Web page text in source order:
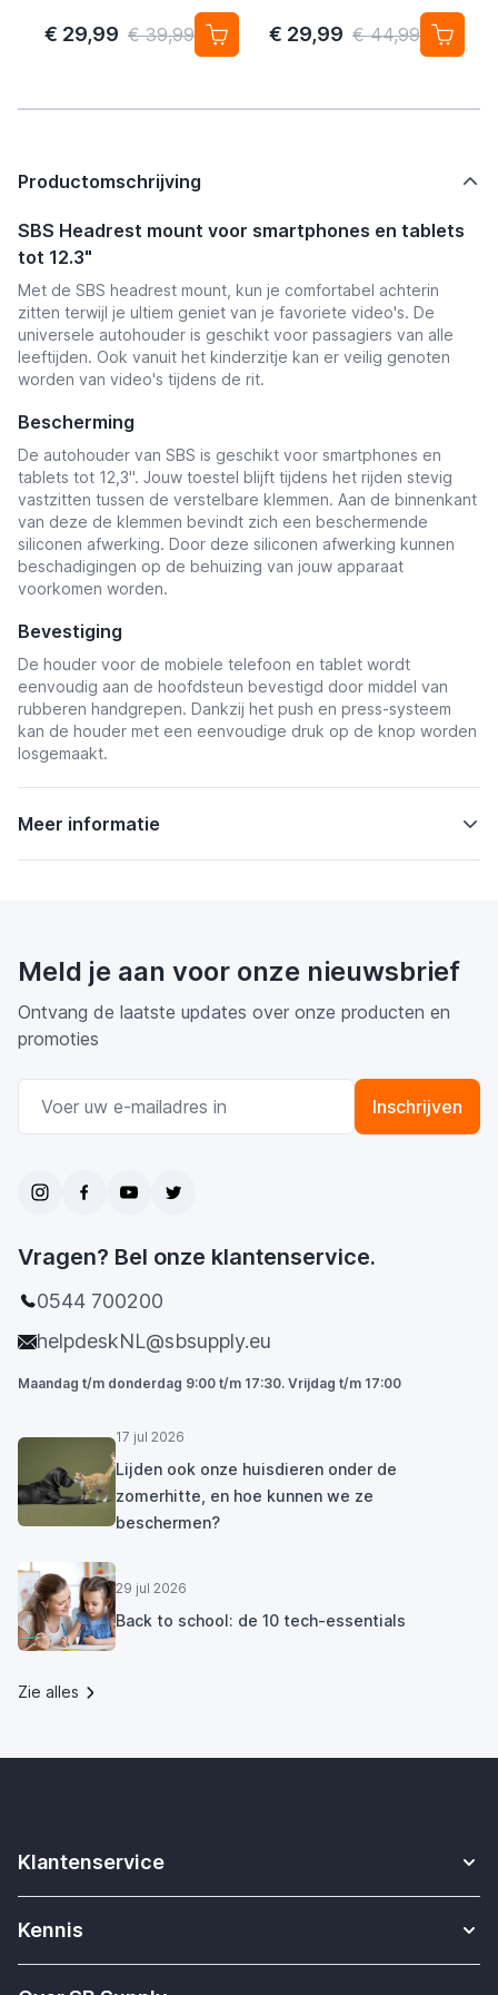
Android/Google Find My
Device – 4-pack
€ 29,99 € 39,99
Pack - AirTag Alternatief
€ 29,99 € 44,99
Productomschrijving
SBS Headrest mount voor smartphones en tablets
tot 12.3"
Met de SBS headrest mount, kun je comfortabel achterin
zitten terwijl je ultiem geniet van je favoriete video's. De
universele autohouder is geschikt voor passagiers van alle
leeftijden. Ook vanuit het kinderzitje kan er veilig genoten
worden van video's tijdens de rit.
Bescherming
De autohouder van SBS is geschikt voor smartphones en
tablets tot 12,3". Jouw toestel blijft tijdens het rijden stevig
vastzitten tussen de verstelbare klemmen. Aan de binnenkant
van deze de klemmen bevindt zich een beschermende
siliconen afwerking. Door deze siliconen afwerking kunnen
beschadigingen op de behuizing van jouw apparaat
voorkomen worden.
Bevestiging
De houder voor de mobiele telefoon en tablet wordt
eenvoudig aan de hoofdsteun bevestigd door middel van
rubberen handgrepen. Dankzij het push en press-systeem
kan de houder met een eenvoudige druk op de knop worden
losgemaakt.
Meer informatie
Meld je aan voor onze nieuwsbrief
Ontvang de laatste updates over onze producten en
promoties
Inschrijven
Vragen? Bel onze klantenservice.
0544 700200
helpdeskNL@sbsupply.eu
Maandag t/m donderdag 9:00 t/m 17:30. Vrijdag t/m 17:00
17 jul 2026
Lijden ook onze huisdieren onder de
zomerhitte, en hoe kunnen we ze
beschermen?
29 jul 2026
Back to school: de 10 tech-essentials
Zie alles
Klantenservice
Contact
Verzending & bezorging
Kennis
Apple Watch bandjes kennisbank